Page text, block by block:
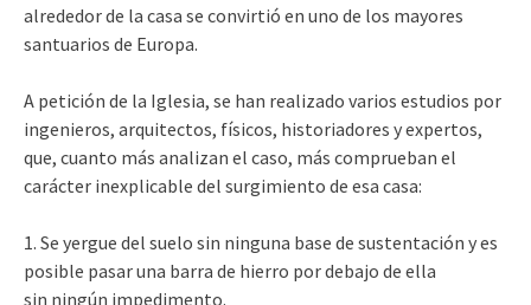
alrededor de la casa se convirtió en uno de los mayores
santuarios de Europa.
A petición de la Iglesia, se han realizado varios estudios por
ingenieros, arquitectos, físicos, historiadores y expertos,
que, cuanto más analizan el caso, más comprueban el
carácter inexplicable del surgimiento de esa casa:
1. Se yergue del suelo sin ninguna base de sustentación y es
posible pasar una barra de hierro por debajo de ella
sin ningún impedimento.